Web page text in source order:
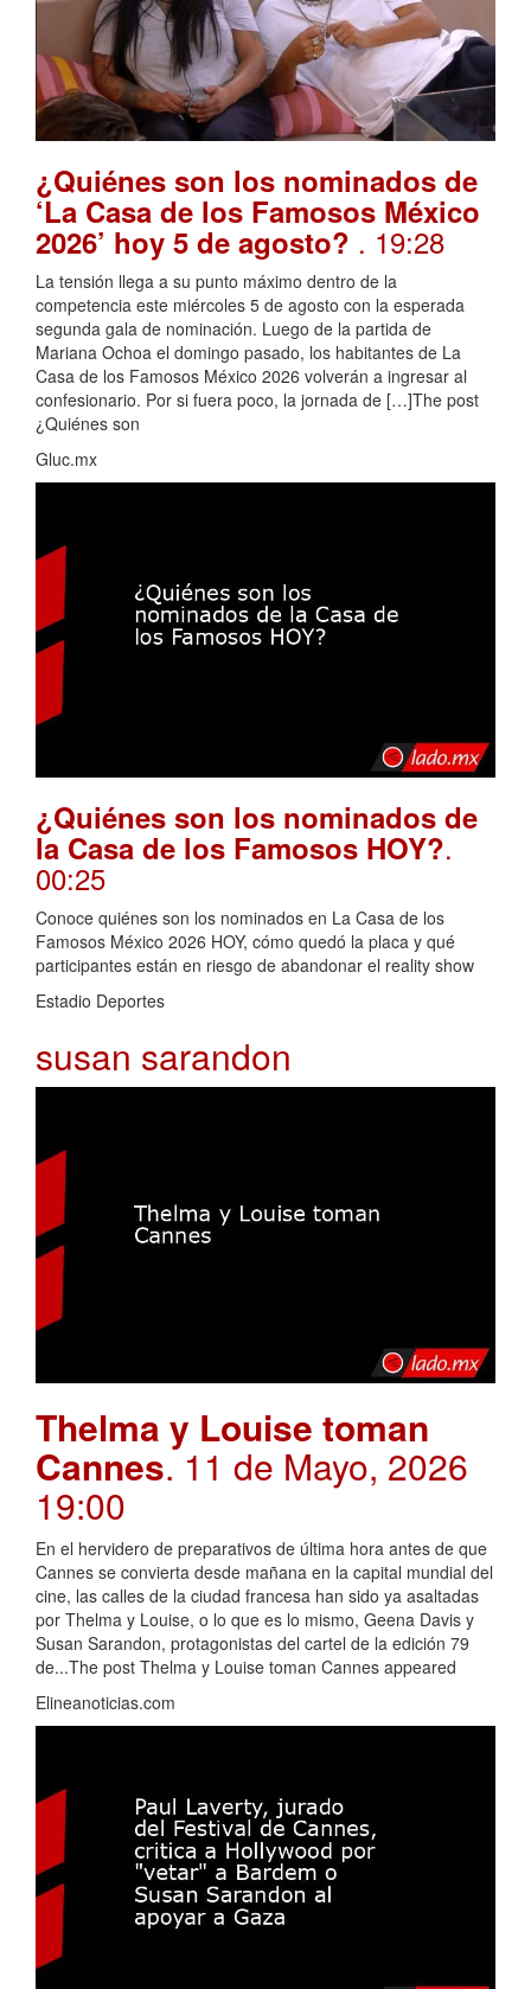
¿Quiénes son los nominados de
‘La Casa de los Famosos México
2026’ hoy 5 de agosto? . 19:28
La tensión llega a su punto máximo dentro de la
competencia este miércoles 5 de agosto con la esperada
segunda gala de nominación. Luego de la partida de
Mariana Ochoa el domingo pasado, los habitantes de La
Casa de los Famosos México 2026 volverán a ingresar al
confesionario. Por si fuera poco, la jornada de […]The post
¿Quiénes son
Gluc.mx
¿Quiénes son los nominados de
la Casa de los Famosos HOY?.
00:25
Conoce quiénes son los nominados en La Casa de los
Famosos México 2026 HOY, cómo quedó la placa y qué
participantes están en riesgo de abandonar el reality show
Estadio Deportes
susan sarandon
Thelma y Louise toman
Cannes. 11 de Mayo, 2026
19:00
En el hervidero de preparativos de última hora antes de que
Cannes se convierta desde mañana en la capital mundial del
cine, las calles de la ciudad francesa han sido ya asaltadas
por Thelma y Louise, o lo que es lo mismo, Geena Davis y
Susan Sarandon, protagonistas del cartel de la edición 79
de...The post Thelma y Louise toman Cannes appeared
Elineanoticias.com